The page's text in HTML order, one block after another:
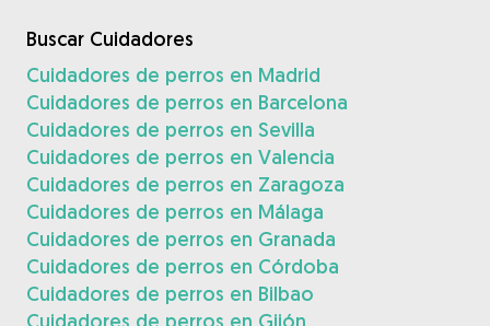
Buscar Cuidadores
Cuidadores de perros en Madrid
Cuidadores de perros en Barcelona
Cuidadores de perros en Sevilla
Cuidadores de perros en Valencia
Cuidadores de perros en Zaragoza
Cuidadores de perros en Málaga
Cuidadores de perros en Granada
Cuidadores de perros en Córdoba
Cuidadores de perros en Bilbao